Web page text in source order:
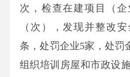
次，检查在建项目（企
（次），发现并整改
条，处罚企业5家，处罚
组织培训房屋和市政设